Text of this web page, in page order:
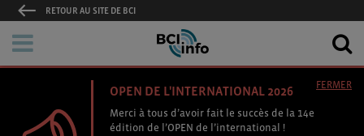
RETOUR AU SITE DE BCI
OPEN DE L'INTERNATIONAL 2026
Merci à tous d’avoir fait le succès de la 14e
édition de l’OPEN de l’international !
FERMER